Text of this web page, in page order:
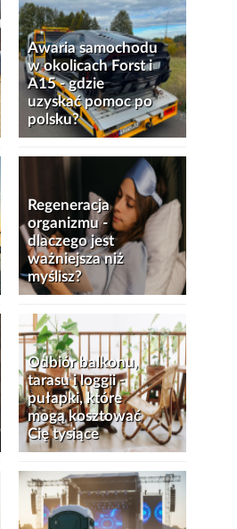
Awaria samochodu
w okolicach Forst i
A15 - gdzie
uzyskać pomoc po
polsku?
Regeneracja
organizmu -
dlaczego jest
ważniejsza niż
myślisz?
Odbiór balkonu,
tarasu i loggii -
pułapki, które
mogą kosztować
Cię tysiące